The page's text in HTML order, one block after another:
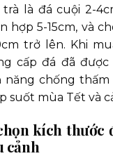
là đá cuội 2-
hợp 5-15cm, và
trở lên. Khi
cấp đá đã
năng chống
suốt mùa Tết và
kích thước
cảnh